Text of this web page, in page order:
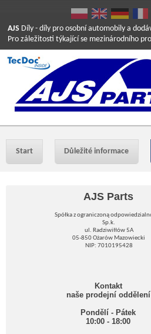
AJS Díly - díly pro osobní automobily a
Pro záležitosti týkající se mezinárodního
Start Důležité informace
AJS Parts
Spółka z ograniczoną
Sp.k.
ul. Radziwiłłów 5A
05-850 Ożarów Mazowiecki
NIP: 7010195428
Kontakt
naše prodejní oddělení
Pondělí - Pátek
10:00 - 18:00